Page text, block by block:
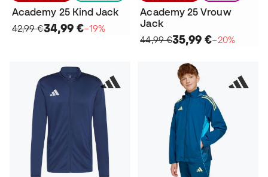
Academy 25 Kind Jack
42,99 €34,99 €−19%
Academy 25 Vrouw
Jack
44,99 €35,99 €−20%